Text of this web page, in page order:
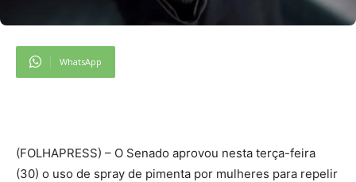
WhatsApp
(FOLHAPRESS) – O Senado aprovou nesta terça-feira
(30) o uso de spray de pimenta por mulheres para repelir